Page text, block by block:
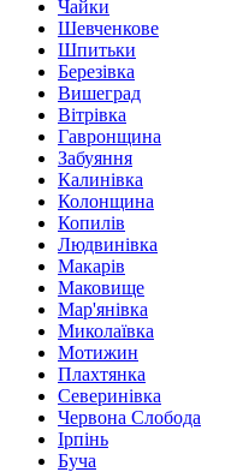
Чайки
Шевченкове
Шпитьки
Березівка
Вишеград
Вітрівка
Гавронщина
Забуяння
Калинівка
Колонщина
Копилів
Людвинівка
Макарів
Маковище
Мар'янівка
Миколаївка
Мотижин
Плахтянка
Северинівка
Червона Слобода
Ірпінь
Буча